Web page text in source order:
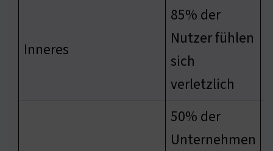
Inneres
85% der
Nutzer fühlen
sich
verletzlich
50% der
Unternehmen